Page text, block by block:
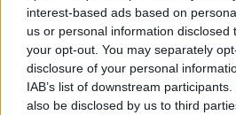
interest-based ads based on
us or personal information disclosed
your opt-out. You may separately
disclosure of your personal
IAB’s list of downstream
also be disclosed by us to third